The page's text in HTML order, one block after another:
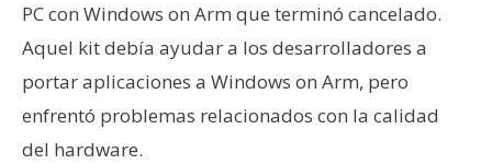
PC con Windows on Arm que terminó cancelado.
Aquel kit debía ayudar a los desarrolladores a
portar aplicaciones a Windows on Arm, pero
enfrentó problemas relacionados con la calidad
del hardware.